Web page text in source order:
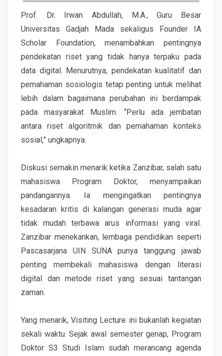
Prof. Dr. Irwan Abdullah, M.A., Guru Besar
Universitas Gadjah Mada sekaligus Founder IA
Scholar Foundation, menambahkan pentingnya
pendekatan riset yang tidak hanya terpaku pada
data digital. Menurutnya, pendekatan kualitatif dan
pemahaman sosiologis tetap penting untuk melihat
lebih dalam bagaimana perubahan ini berdampak
pada masyarakat Muslim. “Perlu ada jembatan
antara riset algoritmik dan pemahaman konteks
sosial,” ungkapnya.
Diskusi semakin menarik ketika Zanzibar, salah satu
mahasiswa Program Doktor, menyampaikan
pandangannya. Ia mengingatkan pentingnya
kesadaran kritis di kalangan generasi muda agar
tidak mudah terbawa arus informasi yang viral.
Zanzibar menekankan, lembaga pendidikan seperti
Pascasarjana UIN SUNA punya tanggung jawab
penting membekali mahasiswa dengan literasi
digital dan metode riset yang sesuai tantangan
zaman.
Yang menarik, Visiting Lecture ini bukanlah kegiatan
sekali waktu. Sejak awal semester genap, Program
Doktor S3 Studi Islam sudah merancang agenda